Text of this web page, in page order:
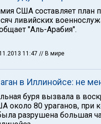
США составляет план
ливийских
"Аль-Арабия".
11:47 // В мире
в Иллинойсе: не
буря вызвала в
около 80 ураганов, при
разрушена большая